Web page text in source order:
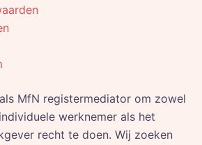
MfN registermediator om zowel
werknemer als het
recht te doen. Wij zoeken